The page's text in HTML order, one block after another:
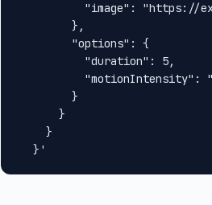
"image": "https://
        },
        "options": {
          "duration": 5,
"motionIntensity":
        }
      }
    }
  }'